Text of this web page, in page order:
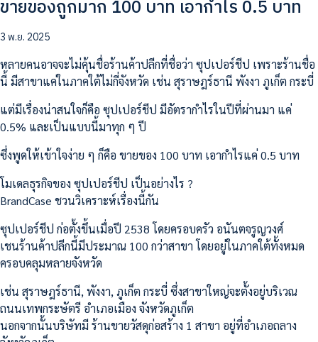
ขายของถูกมาก 100 บาท เอากำไร 0.5 บาท
3 พ.ย. 2025
หลายคนอาจจะไม่คุ้นชื่อร้านค้าปลีกที่ชื่อว่า ซุปเปอร์ชีป เพราะร้านชื่อ
นี้ มีสาขาแค่ในภาคใต้ไม่กี่จังหวัด เช่น สุราษฎร์ธานี พังงา ภูเก็ต กระบี่
แต่มีเรื่องน่าสนใจก็คือ ซุปเปอร์ชีป มีอัตรากำไรในปีที่ผ่านมา แค่
0.5% และเป็นแบบนี้มาทุก ๆ ปี
ซึ่งพูดให้เข้าใจง่าย ๆ ก็คือ ขายของ 100 บาท เอากำไรแค่ 0.5 บาท
โมเดลธุรกิจของ ซุปเปอร์ชีป เป็นอย่างไร ?
BrandCase ชวนวิเคราะห์เรื่องนี้กัน
ซุปเปอร์ชีป ก่อตั้งขึ้นเมื่อปี 2538 โดยครอบครัว อนันตจรูญวงศ์
เชนร้านค้าปลีกนี้มีประมาณ 100 กว่าสาขา โดยอยู่ในภาคใต้ทั้งหมด
ครอบคลุมหลายจังหวัด
เช่น สุราษฎร์ธานี, พังงา, ภูเก็ต กระบี่ ซึ่งสาขาใหญ่จะตั้งอยู่บริเวณ
ถนนเทพกระษัตรี อำเภอเมือง จังหวัดภูเก็ต
นอกจากนั้นบริษัทมี ร้านขายวัสดุก่อสร้าง 1 สาขา อยู่ที่อำเภอถลาง